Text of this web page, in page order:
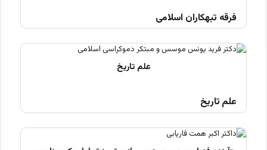
فرقه تبهکاران اسلامی
علم تاریخ